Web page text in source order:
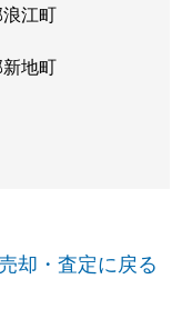
江町
地町
却・査定に戻る